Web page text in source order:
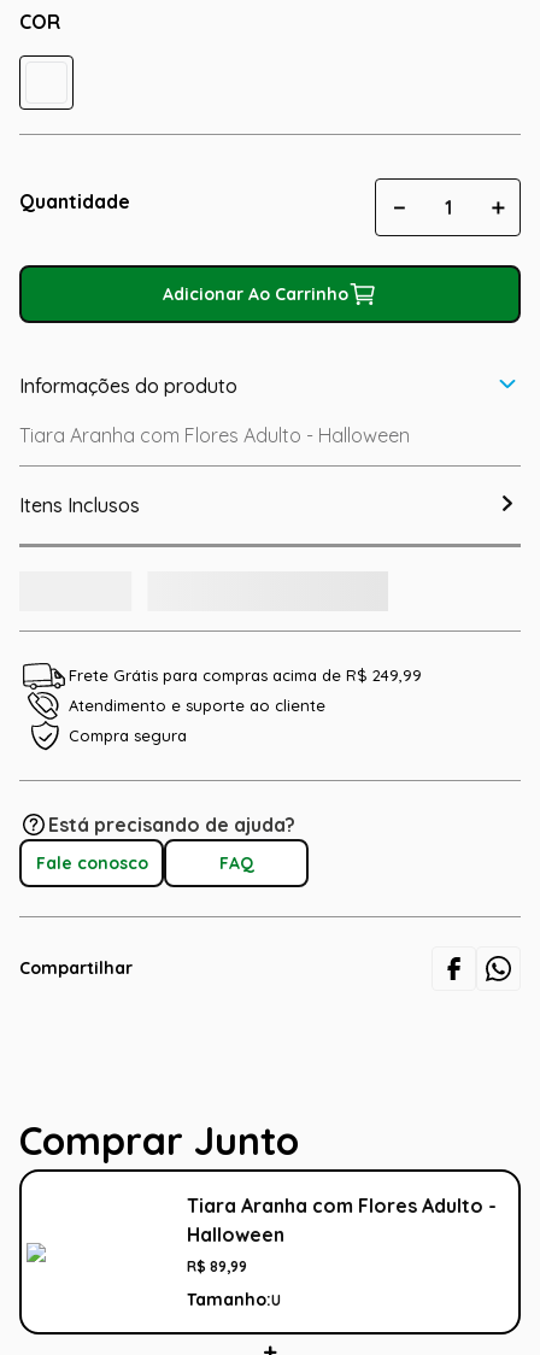
COR
Quantidade ＋
－
Adicionar Ao Carrinho
Informações do produto
Tiara Aranha com Flores Adulto - Halloween
Itens Inclusos
Frete Grátis para compras acima de R$ 249,99
Atendimento e suporte ao cliente
Compra segura
Está precisando de ajuda?
Fale conosco FAQ
Compartilhar
Comprar Junto
Tiara Aranha com Flores Adulto -
Halloween
R$ 89,99
Tamanho:U